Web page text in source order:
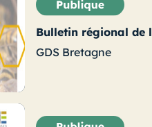
Bulletin régional de
GDS Bretagne